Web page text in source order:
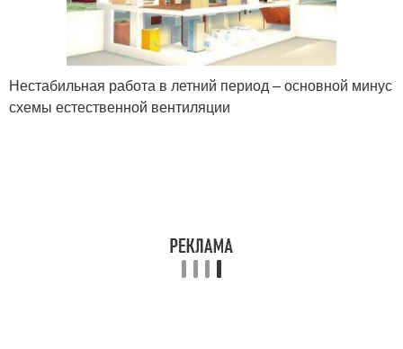
Нестабильная работа в летний период – основной минус
схемы естественной вентиляции